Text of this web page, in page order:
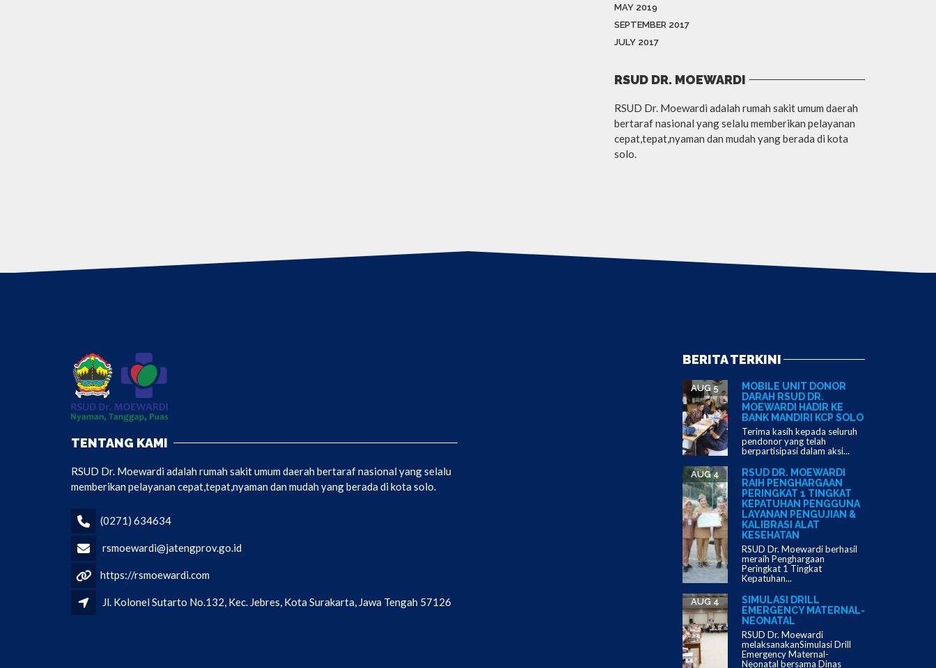
MAY 2019
SEPTEMBER 2017
JULY 2017
RSUD DR. MOEWARDI
RSUD Dr. Moewardi adalah rumah sakit umum daerah
bertaraf nasional yang selalu memberikan pelayanan
cepat,tepat,nyaman dan mudah yang berada di kota
solo.
TENTANG KAMI
RSUD Dr. Moewardi adalah rumah sakit umum daerah bertaraf nasional yang selalu
memberikan pelayanan cepat,tepat,nyaman dan mudah yang berada di kota solo.
(0271) 634634
rsmoewardi@jatengprov.go.id
https://rsmoewardi.com
Jl. Kolonel Sutarto No.132, Kec. Jebres, Kota Surakarta, Jawa Tengah 57126
BERITA TERKINI
MOBILE UNIT DONOR
DARAH RSUD DR.
MOEWARDI HADIR KE
BANK MANDIRI KCP SOLO
AUG 5
Terima kasih kepada seluruh
pendonor yang telah
berpartisipasi dalam aksi...
RSUD DR. MOEWARDI
RAIH PENGHARGAAN
PERINGKAT 1 TINGKAT
KEPATUHAN PENGGUNA
LAYANAN PENGUJIAN &
KALIBRASI ALAT
KESEHATAN
AUG 4
RSUD Dr. Moewardi berhasil
meraih Penghargaan
Peringkat 1 Tingkat
Kepatuhan...
SIMULASI DRILL
EMERGENCY MATERNAL-
NEONATAL
AUG 4
RSUD Dr. Moewardi
melaksanakanSimulasi Drill
Emergency Maternal-
Neonatal bersama Dinas